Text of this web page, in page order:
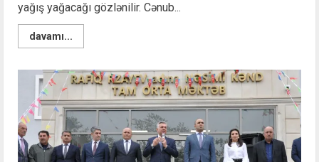
yağış yağacağı gözlənilir. Cənub...
davamı...
more
iki
gün
yağış
yağacaq,
leysan
olacaq
–
XƏBƏRDARLIQ